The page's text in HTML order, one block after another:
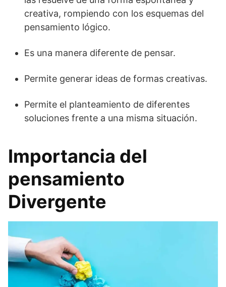
creativa, rompiendo con los esquemas del
pensamiento lógico.
Es una manera diferente de pensar.
Permite generar ideas de formas creativas.
Permite el planteamiento de diferentes
soluciones frente a una misma situación.
Importancia del
pensamiento
Divergente